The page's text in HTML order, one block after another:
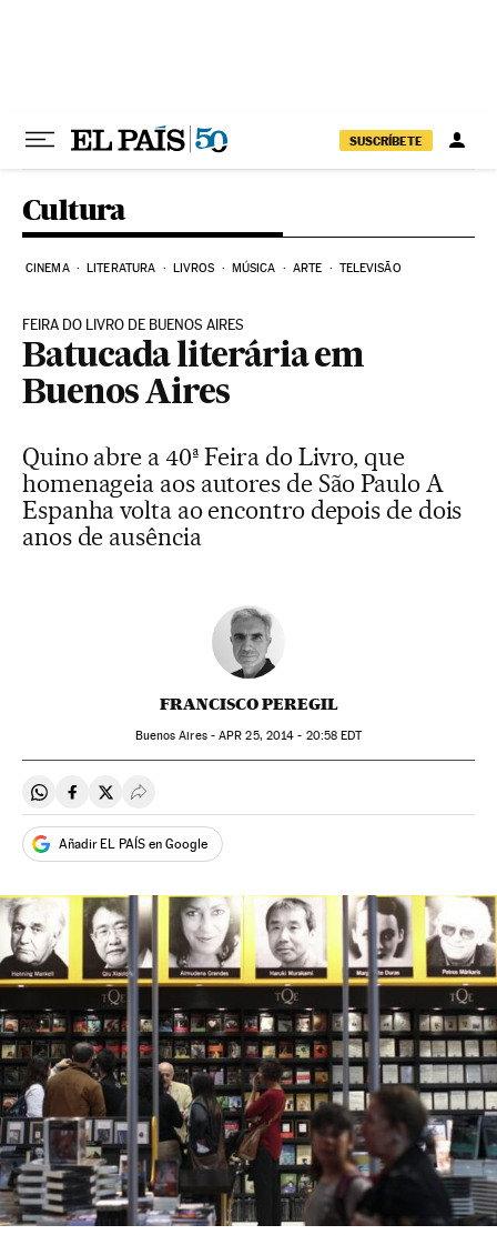
SUSCRÍBETE
Cultura
CINEMA LITERATURA LIVROS MÚSICA ARTE TELEVISÃO
FEIRA DO LIVRO DE BUENOS AIRES
Batucada literária em
Buenos Aires
Quino abre a 40ª Feira do Livro, que
homenageia aos autores de São Paulo A
Espanha volta ao encontro depois de dois
anos de ausência
FRANCISCO PEREGIL
Buenos Aires -APR 25, 2014 - 20:58 EDT
Compartir en Whatsapp
Compartir en Facebook
Compartir en Twitter
Desplegar Redes Sociales
Añadir EL PAÍS en Google